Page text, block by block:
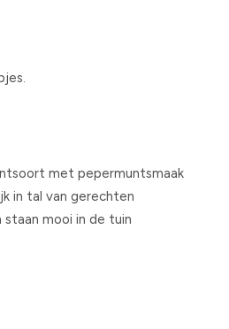
met pepermuntsmaak
in tal van gerechten
mooi in de tuin